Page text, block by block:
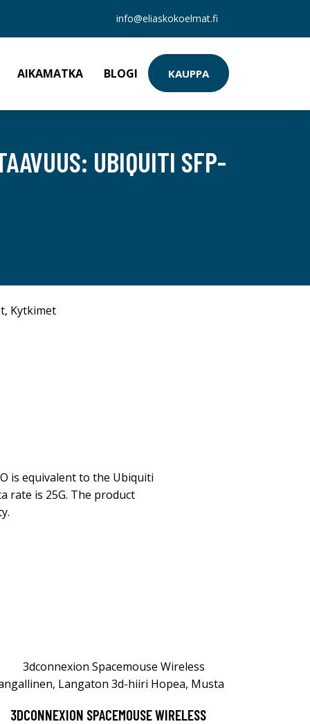
info@eliaskokoelmat.fi
AIKAMATKA BLOGI KAUPPA
UBIQUITI SFP-
, Kytkimet
is equivalent to the Ubiquiti
rate is 25G. The product
3DCONNEXION SPACEMOUSE WIRELESS